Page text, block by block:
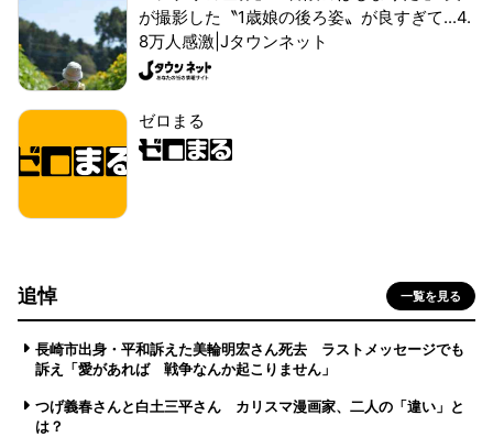
が撮影した〝1歳娘の後ろ姿〟が良すぎて...4.
8万人感激|Jタウンネット
ゼロまる
追悼 一覧を見る
長崎市出身・平和訴えた美輪明宏さん死去 ラストメッセージでも
訴え「愛があれば 戦争なんか起こりません」
つげ義春さんと白土三平さん カリスマ漫画家、二人の「違い」と
は？